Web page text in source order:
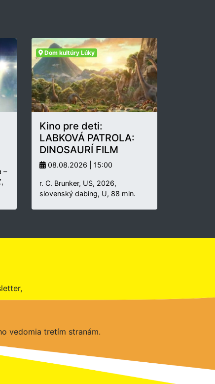
–
Dom kultúry Lúky
Kino pre deti:
LABKOVÁ PATROLA:
DINOSAURÍ FILM
08.08.2026 | 15:00
r. C. Brunker, US, 2026,
slovenský dabing, U, 88 min.
vedomia tretím stranám.